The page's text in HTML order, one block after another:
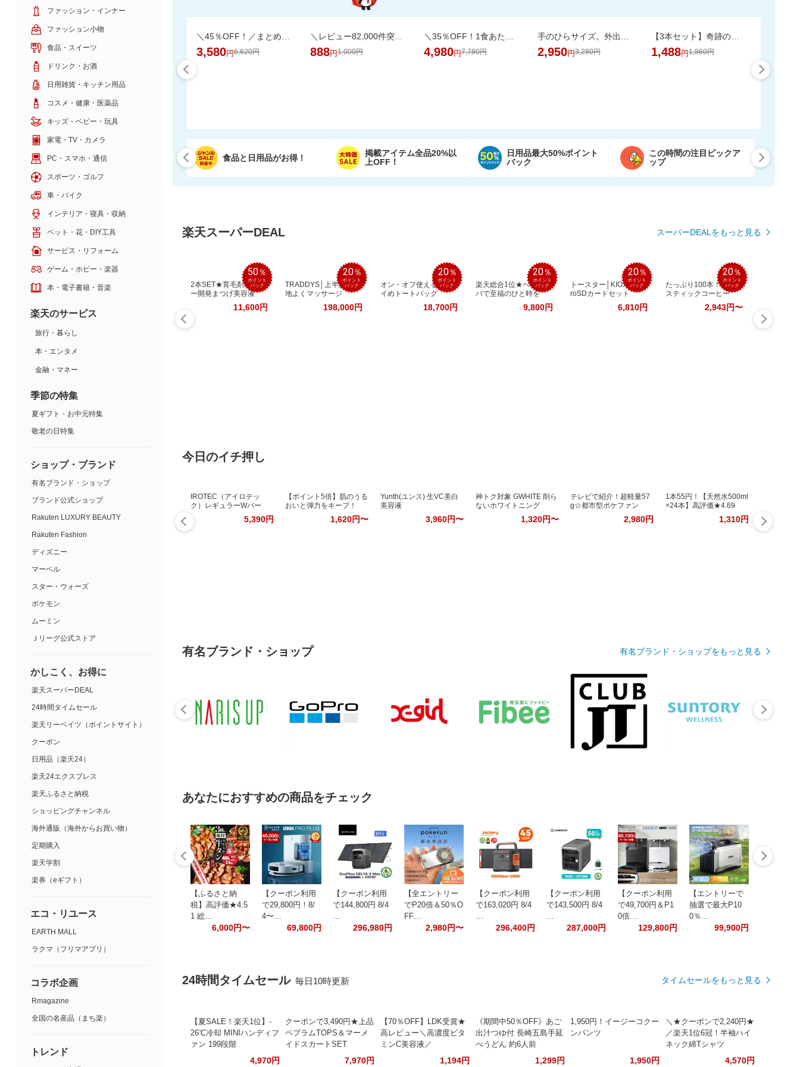
3,580円6,620円
＼レビュー82,000件突破／白米と混ぜて炊くだけ食物繊維やミネラル豊富な栄養満点ご飯
888円1,000円 4,980円7,780円 2,950円3,280円
【3本セット】奇跡の歯ブラシ 正規品 / CMで話題 / 独自のピラミッド構造
1,488円1,860円
食品と日用品がお得！
掲載アイテム全品20%以
上OFF！
日用品最大50%ポイント
バック
この時間の注目ピックア
ップ
楽天スーパーDEAL スーパーDEALをもっと見る
50％
ポイント
バック
2本SET★育毛剤メーカ
ー開発まつげ美容液
11,600円
20％
ポイント
バック
TRADDYS│上半身を心
地よくマッサージ
198,000円
20％
ポイント
バック
オン・オフ使えるキレ
イめトートバッグ
18,700円
20％
ポイント
バック
楽天総合1位★ヘッドス
パで至福のひと時を
9,800円
20％
ポイント
バック
トースター│KIOXIA mic
roSDカードセット
6,810円
20％
ポイント
バック
たっぷり100本！お手軽
スティックコーヒー
2,943円〜
今日のイチ押し
IROTEC（アイロテッ
ク）レギュラーWバー
5,390円
【ポイント5倍】肌のうる
おいと弾力をキープ！
1,620円〜
Yunth(ユンス) 生VC美白
美容液
3,960円〜
神トク対象 GWHITE 削ら
ないホワイトニング
1,320円〜
テレビで紹介！超軽量57
g☆都市型ポケファン
2,980円
1本55円！【天然水500ml
×24本】高評価★4.69
1,310円
有名ブランド・ショップ 有名ブランド・ショップをもっと見る
あなたにおすすめの商品をチェック
【ふるさと納
税】高評価★4.5
1 総…
6,000円〜
【クーポン利用
で29,800円！8/
4〜…
69,800円
【クーポン利用
で144,800円 8/4
…
296,980円
【全エントリー
でP20倍＆50％O
FF…
2,980円〜
【クーポン利用
で163,020円 8/4
…
296,400円
【クーポン利用
で143,500円 8/4
…
287,000円
【クーポン利用
で49,700円＆P1
0倍…
129,800円
【エントリーで
抽選で最大P10
0％…
99,900円
24時間タイムセール 毎日10時更新 タイムセールをもっと見る
【夏SALE！楽天1位】‐
26℃冷却 MINIハンディフ
ァン 199段階
4,970円
クーポンで3,490円★上品
ペプラムTOPS＆マーメ
イドスカートSET
7,970円
【70％OFF】LDK受賞★
高レビュー＼高濃度ビタ
ミンC美容液／
1,194円
《期間中50％OFF》あご
出汁つゆ付 長崎五島手延
べうどん 約6人前
1,299円
1,950円！イージーコクー
ンパンツ
1,950円
＼★クーポンで2,240円★
／楽天1位6冠！半袖ハイ
ネック綿Tシャツ
4,570円
ファッション・インナー
ファッション小物
食品・スイーツ
ドリンク・お酒
日用雑貨・キッチン用品
コスメ・健康・医薬品
キッズ・ベビー・玩具
家電・TV・カメラ
PC・スマホ・通信
スポーツ・ゴルフ
車・バイク
インテリア・寝具・収納
ペット・花・DIY工具
サービス・リフォーム
ゲーム・ホビー・楽器
本・電子書籍・音楽
楽天のサービス
旅行・暮らし
本・エンタメ
金融・マネー
季節の特集
夏ギフト・お中元特集
敬老の日特集
ショップ・ブランド
有名ブランド・ショップ
ブランド公式ショップ
Rakuten LUXURY BEAUTY
Rakuten Fashion
ディズニー
マーベル
スター・ウォーズ
ポケモン
ムーミン
Ｊリーグ公式ストア
かしこく、お得に
楽天スーパーDEAL
24時間タイムセール
楽天リーベイツ（ポイントサイト）
クーポン
日用品（楽天24）
楽天24エクスプレス
楽天ふるさと納税
ショッピングチャンネル
海外通販（海外からお買い物）
定期購入
楽天学割
楽券（eギフト）
エコ・リユース
EARTH MALL
ラクマ（フリマアプリ）
コラボ企画
Rmagazine
全国の名産品（まち楽）
トレンド